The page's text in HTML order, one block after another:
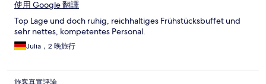
使用 Google 翻譯
Top Lage und doch ruhig, reichhaltiges Frühstücksbuffet und
sehr nettes, kompetentes Personal.
Julia，2 晚旅行